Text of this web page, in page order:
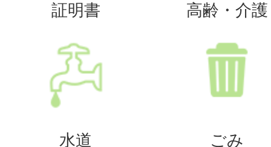
証明書 高齢・介護
水道 ごみ